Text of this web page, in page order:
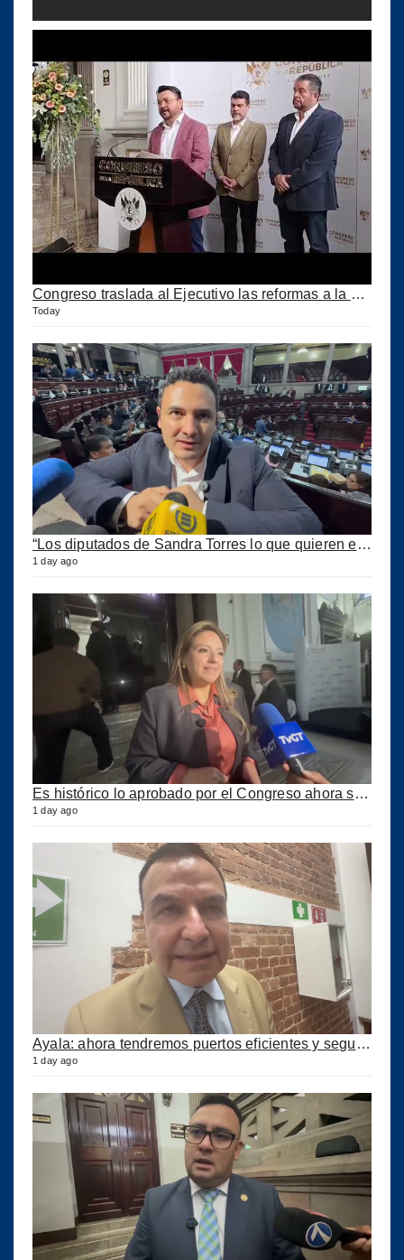
Congreso traslada al Ejecutivo las reformas a la Ley del IUSI tras firma del Decreto 18-2026
Today
1 day ago
Es histórico lo aprobado por el Congreso ahora se podrán construir puertos privados
1 day ago
1 day ago